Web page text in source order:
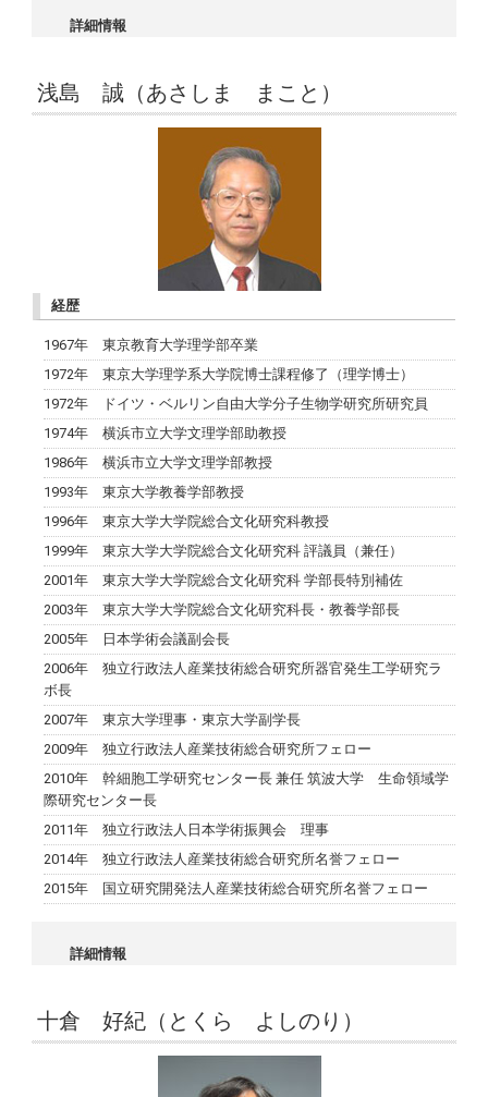
詳細情報
浅島 誠（あさしま まこと）
経歴
1967年 東京教育大学理学部卒業
1972年 東京大学理学系大学院博士課程修了（理学博士）
1972年 ドイツ・ベルリン自由大学分子生物学研究所研究員
1974年 横浜市立大学文理学部助教授
1986年 横浜市立大学文理学部教授
1993年 東京大学教養学部教授
1996年 東京大学大学院総合文化研究科教授
1999年 東京大学大学院総合文化研究科 評議員（兼任）
2001年 東京大学大学院総合文化研究科 学部長特別補佐
2003年 東京大学大学院総合文化研究科長・教養学部長
2005年 日本学術会議副会長
2006年 独立行政法人産業技術総合研究所器官発生工学研究ラ
ボ長
2007年 東京大学理事・東京大学副学長
2009年 独立行政法人産業技術総合研究所フェロー
2010年 幹細胞工学研究センター長 兼任 筑波大学 生命領域学
際研究センター長
2011年 独立行政法人日本学術振興会 理事
2014年 独立行政法人産業技術総合研究所名誉フェロー
2015年 国立研究開発法人産業技術総合研究所名誉フェロー
詳細情報
十倉 好紀（とくら よしのり）